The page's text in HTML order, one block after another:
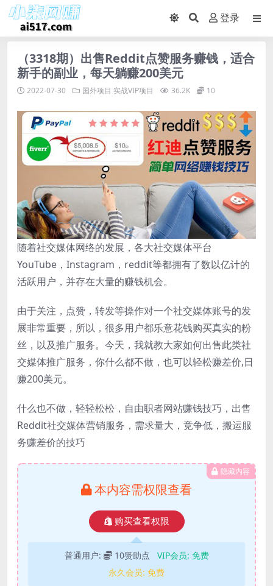
登录
（3318期）出售Reddit点赞服务赚钱，适合
新手的副业，每天躺赚200美元
2022-07-30 国外项目 实战VIP项目 36.2K 10
随着社交媒体网络的发展，各大社交媒体平台
YouTube，Instagram，reddit等都拥有了数以亿计的
活跃用户，并存在大量的赚钱机会。
由于关注，点赞，转发等操作对一个社交媒体账号的发
展非常重要，所以，很多用户都乐意花钱购买真实的粉
丝，以及推广服务。今天，我就教大家如何出售此类社
交媒体推广服务，你什么都不做，也可以轻松赚差价,日
赚200美元。
什么也不做，轻轻松松，自由职者网站赚钱技巧，出售
Reddit社交媒体营销服务，需求量大，竞争低，搬运服
务赚差价的技巧
隐藏内容
本内容需权限查看
购买查看权限
普通用户: 10赞助点 VIP会员: 免费
永久会员: 免费